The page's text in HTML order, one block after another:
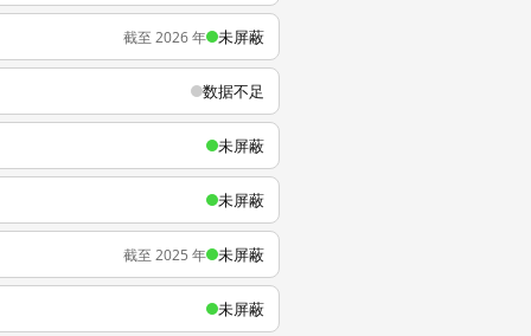
截至 2026 年 未屏蔽
数据不足
未屏蔽
未屏蔽
截至 2025 年 未屏蔽
未屏蔽